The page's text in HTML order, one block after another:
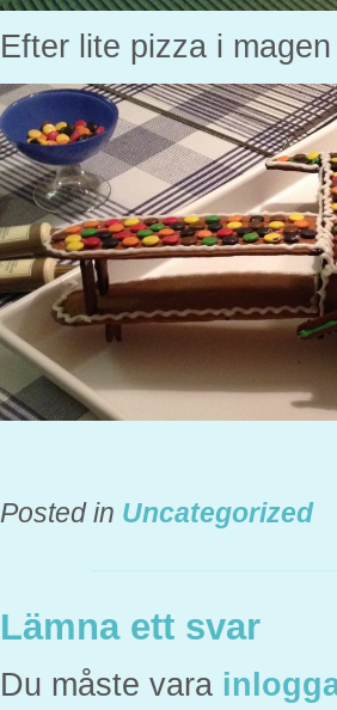
Efter lite pizza i
Posted in Uncategorized
Lämna ett svar
Du måste vara